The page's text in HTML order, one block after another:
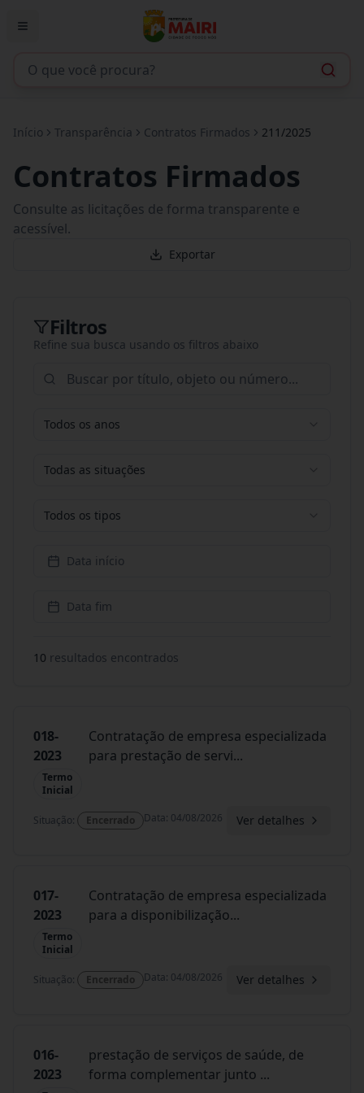
Início Transparência Contratos Firmados 211/2025
Contratos Firmados
Consulte as licitações de forma transparente e
acessível.
Exportar
Filtros
Refine sua busca usando os filtros abaixo
Todos os anos
Todas as situações
Todos os tipos
Data início
Data fim
10 resultados encontrados
018-
2023
Termo
Inicial
Contratação de empresa especializada
para prestação de servi...
Situação: Encerrado Data: 04/08/2026 Ver detalhes
017-
2023
Termo
Inicial
Contratação de empresa especializada
para a disponibilização...
Situação: Encerrado Data: 04/08/2026 Ver detalhes
016-
2023
prestação de serviços de saúde, de
forma complementar junto ...